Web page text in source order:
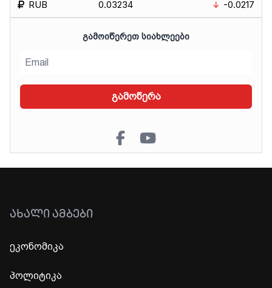
RUB
0.03234
-0.0217
ᲒᲐᲛᲝᲘᲬᲔᲠᲔᲗ ᲡᲘᲐᲮᲚᲔᲔᲑᲘ
გამოწერა
ᲐᲮᲐᲚᲘ ᲐᲛᲑᲔᲑᲘ
ეკონომიკა
პოლიტიკა